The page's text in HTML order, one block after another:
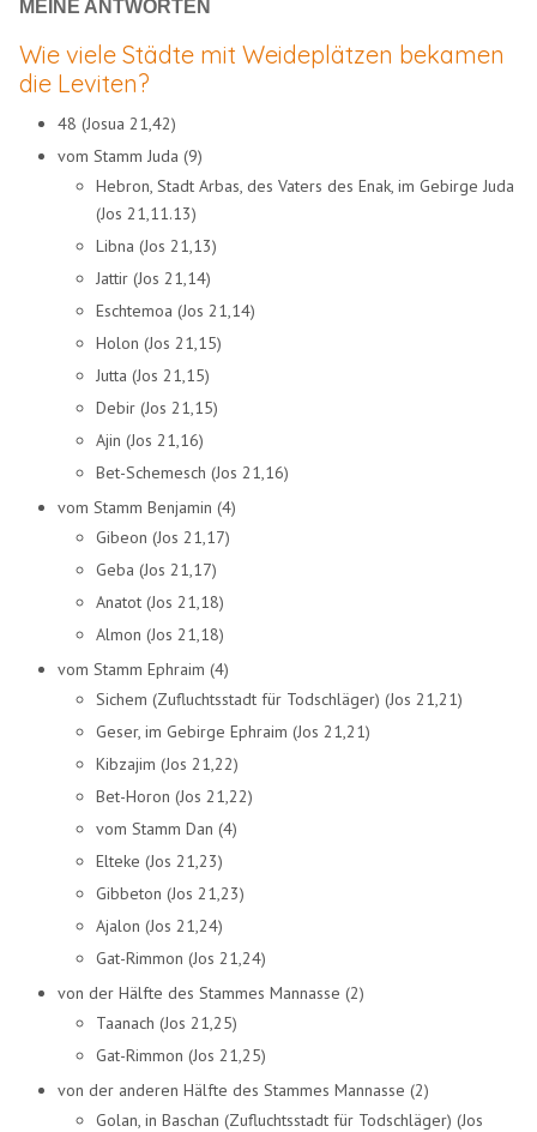
MEINE ANTWORTEN
Wie viele Städte mit Weideplätzen bekamen
die Leviten?
48 (Josua 21,42)
vom Stamm Juda (9)
Hebron, Stadt Arbas, des Vaters des Enak, im Gebirge Juda
(Jos 21,11.13)
Libna (Jos 21,13)
Jattir (Jos 21,14)
Eschtemoa (Jos 21,14)
Holon (Jos 21,15)
Jutta (Jos 21,15)
Debir (Jos 21,15)
Ajin (Jos 21,16)
Bet-Schemesch (Jos 21,16)
vom Stamm Benjamin (4)
Gibeon (Jos 21,17)
Geba (Jos 21,17)
Anatot (Jos 21,18)
Almon (Jos 21,18)
vom Stamm Ephraim (4)
Sichem (Zufluchtsstadt für Todschläger) (Jos 21,21)
Geser, im Gebirge Ephraim (Jos 21,21)
Kibzajim (Jos 21,22)
Bet-Horon (Jos 21,22)
vom Stamm Dan (4)
Elteke (Jos 21,23)
Gibbeton (Jos 21,23)
Ajalon (Jos 21,24)
Gat-Rimmon (Jos 21,24)
von der Hälfte des Stammes Mannasse (2)
Taanach (Jos 21,25)
Gat-Rimmon (Jos 21,25)
von der anderen Hälfte des Stammes Mannasse (2)
Golan, in Baschan (Zufluchtsstadt für Todschläger) (Jos